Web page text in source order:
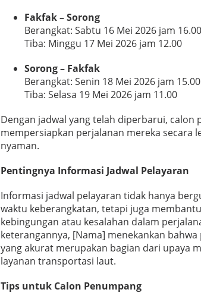
Fakfak – Sorong
Berangkat: Sabtu 16 Mei 2026 jam 16.00
Tiba: Minggu 17 Mei 2026 jam 12.00
Sorong – Fakfak
Berangkat: Senin 18 Mei 2026 jam 15.00
Tiba: Selasa 19 Mei 2026 jam 11.00
Dengan jadwal yang telah diperbarui, calon
mempersiapkan perjalanan mereka secara
nyaman.
Pentingnya Informasi Jadwal Pelayaran
Informasi jadwal pelayaran tidak hanya
waktu keberangkatan, tetapi juga
kebingungan atau kesalahan dalam
keterangannya, [Nama] menekankan
yang akurat merupakan bagian dari upaya
layanan transportasi laut.
Tips untuk Calon Penumpang